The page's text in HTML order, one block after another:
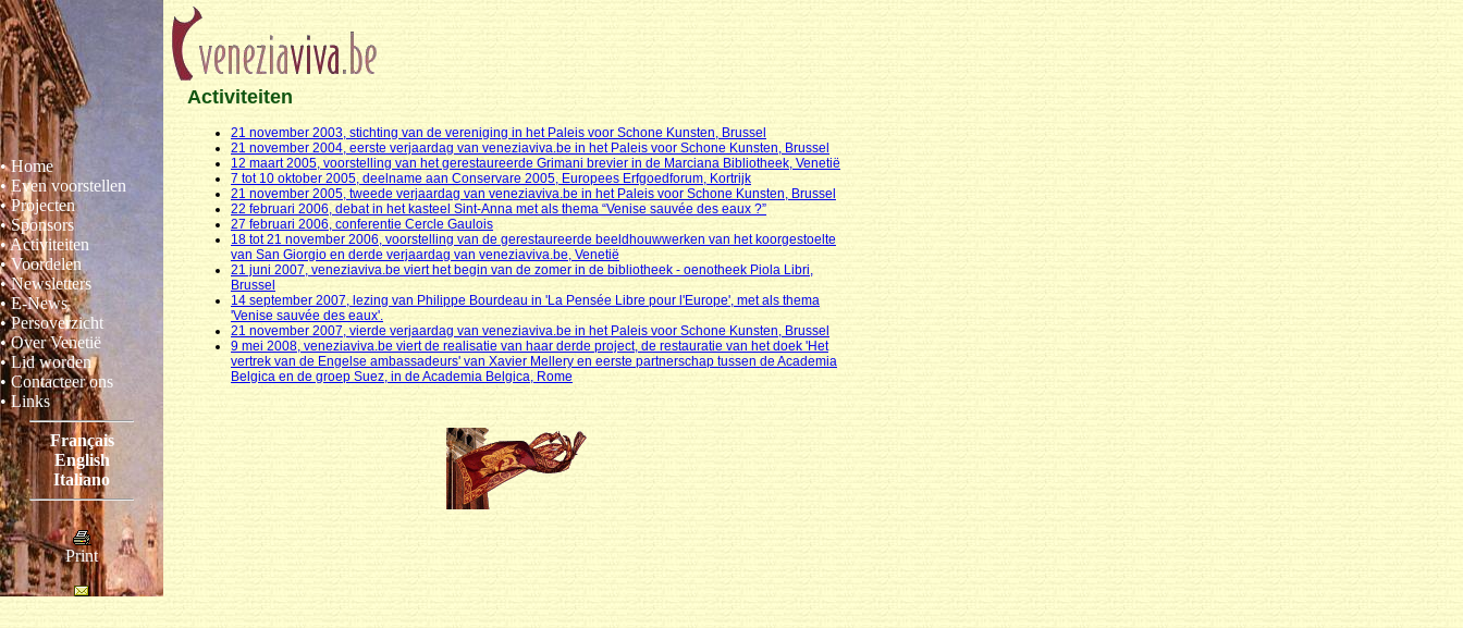
• Home
• Even voorstellen
• Projecten
• Sponsors
• Activiteiten
• Voordelen
• Newsletters
• E-News
• Persoverzicht
• Over Venetië
• Lid worden
• Contacteer ons
• Links
Français
English
Italiano
Print
Activiteiten
21 november 2003, stichting van de vereniging in het Paleis voor Schone Kunsten, Brussel
21 november 2004, eerste verjaardag van veneziaviva.be in het Paleis voor Schone Kunsten, Brussel
12 maart 2005, voorstelling van het gerestaureerde Grimani brevier in de Marciana Bibliotheek, Venetië
7 tot 10 oktober 2005, deelname aan Conservare 2005, Europees Erfgoedforum, Kortrijk
21 november 2005, tweede verjaardag van veneziaviva.be in het Paleis voor Schone Kunsten, Brussel
22 februari 2006, debat in het kasteel Sint-Anna met als thema “Venise sauvée des eaux ?”
27 februari 2006, conferentie Cercle Gaulois
18 tot 21 november 2006, voorstelling van de gerestaureerde beeldhouwwerken van het koorgestoelte
van San Giorgio en derde verjaardag van veneziaviva.be, Venetië
21 juni 2007, veneziaviva.be viert het begin van de zomer in de bibliotheek - oenotheek Piola Libri,
Brussel
14 september 2007, lezing van Philippe Bourdeau in 'La Pensée Libre pour l'Europe', met als thema
'Venise sauvée des eaux'.
21 november 2007, vierde verjaardag van veneziaviva.be in het Paleis voor Schone Kunsten, Brussel
9 mei 2008, veneziaviva.be viert de realisatie van haar derde project, de restauratie van het doek 'Het
vertrek van de Engelse ambassadeurs' van Xavier Mellery en eerste partnerschap tussen de Academia
Belgica en de groep Suez, in de Academia Belgica, Rome